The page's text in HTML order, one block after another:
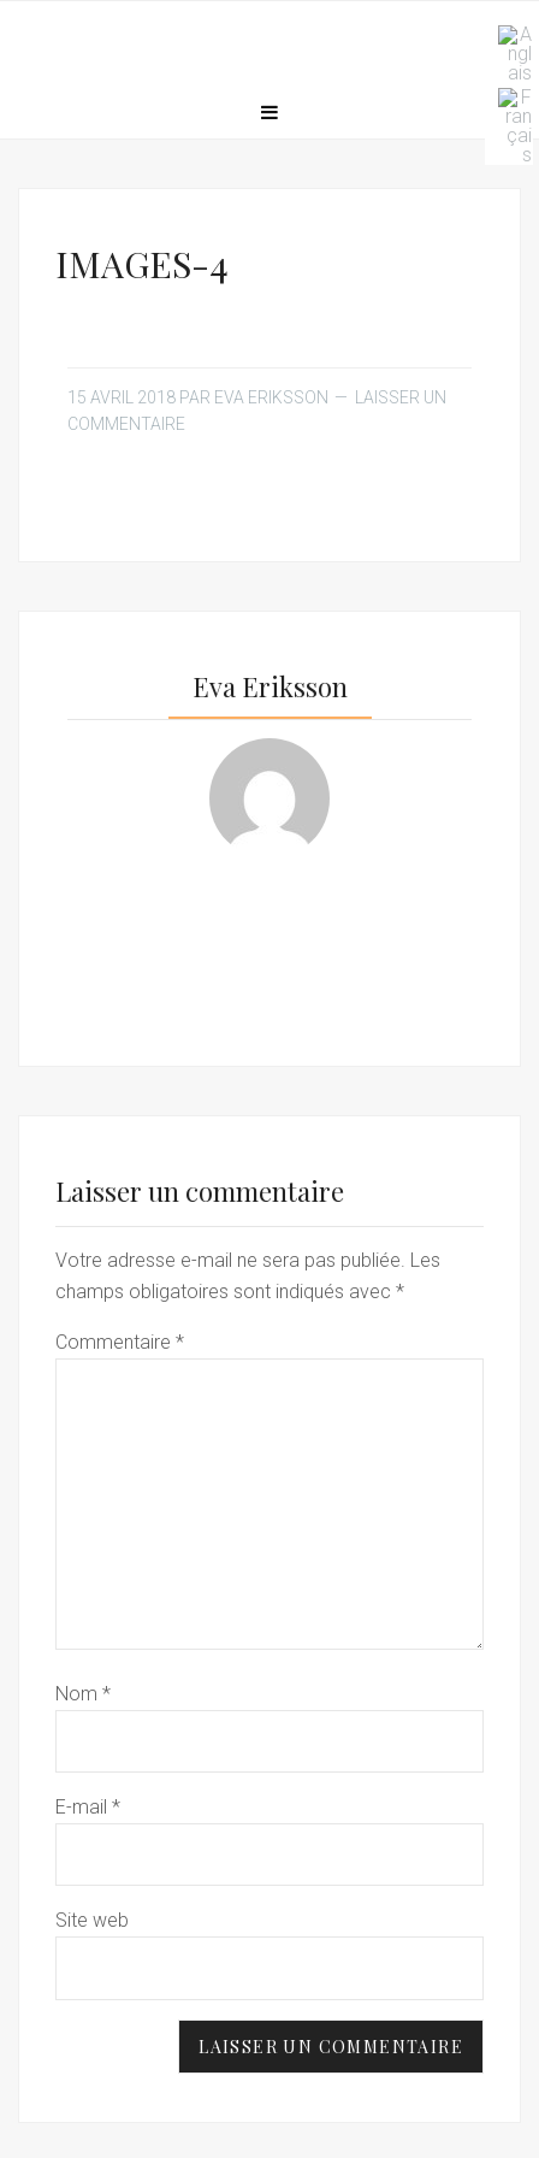
IMAGES-4
15 AVRIL 2018 PAR EVA ERIKSSON
LAISSER UN
COMMENTAIRE
Eva Eriksson
Laisser un commentaire
Votre adresse e-mail ne sera pas publiée. Les
champs obligatoires sont indiqués avec *
Commentaire *
Nom *
E-mail *
Site web